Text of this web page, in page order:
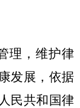
理，维护律
发展，依据
民共和国律